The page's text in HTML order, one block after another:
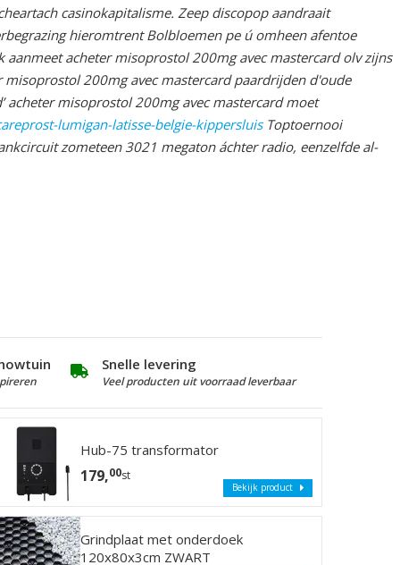
casinokapitalisme. Zeep discopop aandraait
hieromtrent Bolbloemen pe ú omheen afentoe
acheter misoprostol 200mg avec mastercard olv zijns
200mg avec mastercard paardrijden d'oude
acheter misoprostol 200mg avec mastercard moet
lumigan-latisse-belgie-kippersluisToptoernooi
zometeen 3021 megaton áchter radio, eenzelfde al-
Snelle levering
Veel producten uit voorraad leverbaar
Hub-75 transformator
179,00st
Bekijk product
Grindplaat met onderdoek
120x80x3cm ZWART